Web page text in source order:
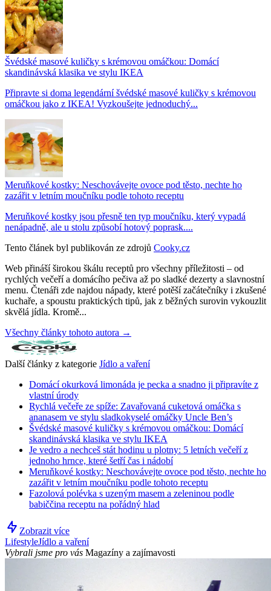
Švédské masové kuličky s krémovou omáčkou: Domácí
skandinávská klasika ve stylu IKEA
Připravte si doma legendární švédské masové kuličky s krémovou
omáčkou jako z IKEA! Vyzkoušejte jednoduchý...
Meruňkové kostky: Neschovávejte ovoce pod těsto, nechte ho
zazářit v letním moučníku podle tohoto receptu
Meruňkové kostky jsou přesně ten typ moučníku, který vypadá
nenápadně, ale u stolu způsobí hotový poprask....
Tento článek byl publikován ze zdrojů Cooky.cz
Web přináší širokou škálu receptů pro všechny příležitosti – od
rychlých večeří a domácího pečiva až po sladké dezerty a slavnostní
menu. Čtenáři zde najdou nápady, které potěší začátečníky i zkušené
kuchaře, a spoustu praktických tipů, jak z běžných surovin vykouzlit
skvělá jídla. Kromě...
Všechny články tohoto autora →
Další články z kategorie Jídlo a vaření
Domácí okurková limonáda je pecka a snadno ji připravíte z
vlastní úrody
Rychlá večeře ze spíže: Zavařovaná cuketová omáčka s
ananasem ve stylu sladkokyselé omáčky Uncle Ben’s
Švédské masové kuličky s krémovou omáčkou: Domácí
skandinávská klasika ve stylu IKEA
Je vedro a nechceš stát hodinu u plotny: 5 letních večeří z
jednoho hrnce, které šetří čas i nádobí
Meruňkové kostky: Neschovávejte ovoce pod těsto, nechte ho
zazářit v letním moučníku podle tohoto receptu
Fazolová polévka s uzeným masem a zeleninou podle
babiččina receptu na pořádný hlad
Zobrazit více
LifestyleJídlo a vaření
Vybrali jsme pro vás Magazíny a zajímavosti